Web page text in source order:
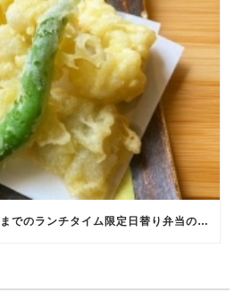
7/20（月）～25（土）までのランチタイム限定日替り弁当のメインメニュー